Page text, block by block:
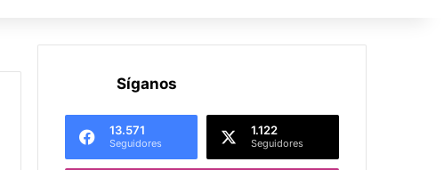
Síganos
13.571
Seguidores
1.122
Seguidores